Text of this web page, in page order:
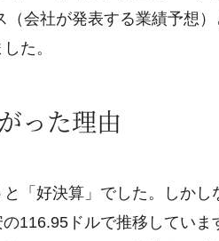
会社が発表する業績予想
た。
った理由
「好決算」でした。しか
116.95ドルで推移していま